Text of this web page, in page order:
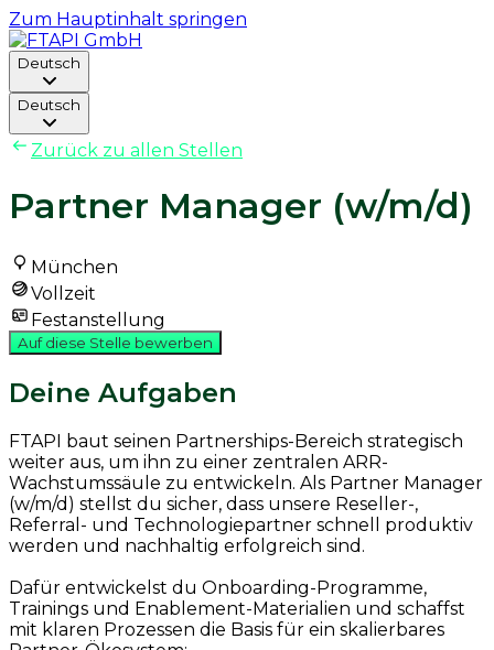
Zum Hauptinhalt springen
Deutsch
Deutsch
Zurück zu allen Stellen
Partner Manager (w/m/d)
München
Vollzeit
Festanstellung
Auf diese Stelle bewerben
Deine Aufgaben
FTAPI baut seinen Partnerships-Bereich strategisch
weiter aus, um ihn zu einer zentralen ARR-
Wachstumssäule zu entwickeln. Als Partner Manager
(w/m/d) stellst du sicher, dass unsere Reseller-,
Referral- und Technologiepartner schnell produktiv
werden und nachhaltig erfolgreich sind.
Dafür entwickelst du Onboarding-Programme,
Trainings und Enablement-Materialien und schaffst
mit klaren Prozessen die Basis für ein skalierbares